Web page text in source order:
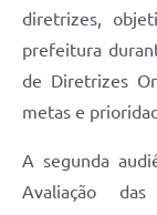
diretrizes,
prefeitura
de Diretrizes
metas e
A segunda
Avaliação